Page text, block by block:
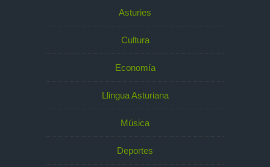
Asturies
Cultura
Economía
Llingua Asturiana
Música
Deportes